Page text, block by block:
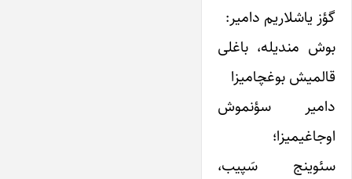
گؤز یاشلاریم دامیر:
بوش مندیله، باغلی
قالمیش بوغچامیزا
دامیر سؤنموش
اوجاغیمیزا؛
سئوینج سَپیب،